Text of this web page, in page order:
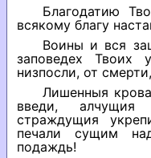
Благодатию
всякому благу
Воины и вся
заповедех Твоих
низпосли, от
Лишенныя
введи,
страждущия
печали сущим
подаждь!